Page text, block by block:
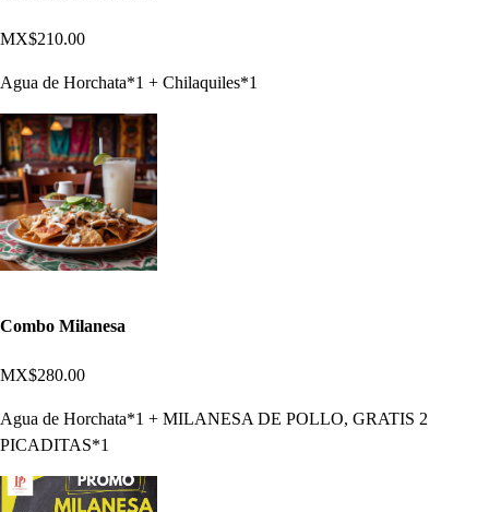
MX$210.00
Agua de Horchata*1 + Chilaquiles*1
Combo Milanesa
MX$280.00
Agua de Horchata*1 + MILANESA DE POLLO, GRATIS 2
PICADITAS*1